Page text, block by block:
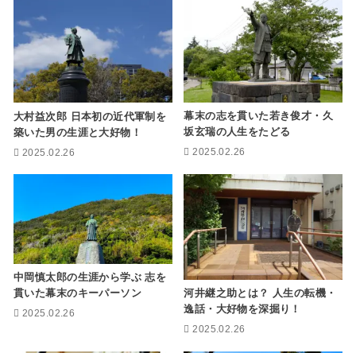
大村益次郎 日本初の近代軍制を
築いた男の生涯と大好物！
2025.02.26
幕末の志を貫いた若き俊才・久
坂玄瑞の人生をたどる
2025.02.26
中岡慎太郎の生涯から学ぶ 志を
貫いた幕末のキーパーソン
2025.02.26
河井継之助とは？ 人生の転機・
逸話・大好物を深掘り！
2025.02.26